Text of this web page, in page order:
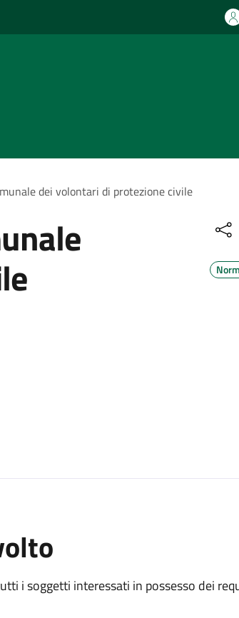
dei volontari di protezione civile
i soggetti interessati in possesso dei